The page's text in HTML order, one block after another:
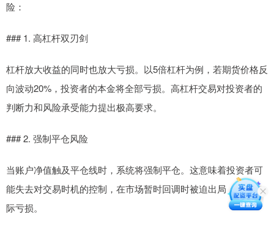
险：
### 1. 高杠杆双刃剑
杠杆放大收益的同时也放大亏损。以5倍杠杆为例，若期货价格反
向波动20%，投资者的本金将全部亏损。高杠杆交易对投资者的
判断力和风险承受能力提出极高要求。
### 2. 强制平仓风险
当账户净值触及平仓线时，系统将强制平仓。这意味着投资者可
能失去对交易时机的控制，在市场暂时回调时被迫出局，造成实
际亏损。